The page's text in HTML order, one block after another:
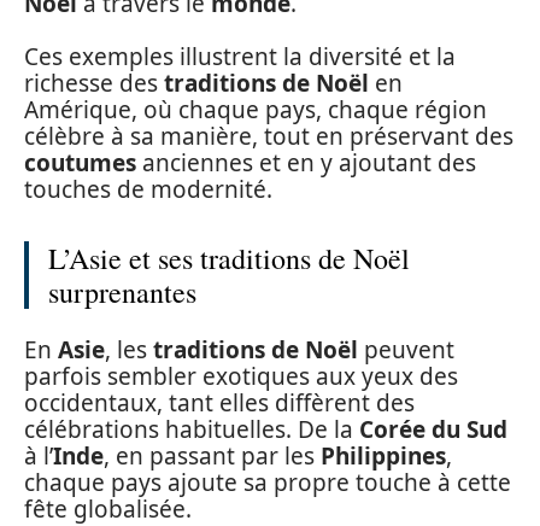
Ces exemples illustrent la diversité et la
richesse destraditions de Noël en
Amérique, où chaque pays, chaque région
célèbre à sa manière, tout en préservant des
coutumes anciennes et en y ajoutant des
touches de modernité.
L’Asie et ses traditions de Noël
surprenantes
En Asie, lestraditions de Noël peuvent
parfois sembler exotiques aux yeux des
occidentaux, tant elles diffèrent des
célébrations habituelles. De la Corée du Sud
à l’Inde, en passant par les Philippines,
chaque pays ajoute sa propre touche à cette
fête globalisée.